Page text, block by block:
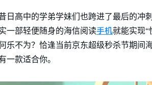
日高中的学弟学妹们也跨进了最后的冲
一部轻便随身的海信阅读手机就能实现“
乐不为？恰逢当前京东超级秒杀节期间
一款适合你。